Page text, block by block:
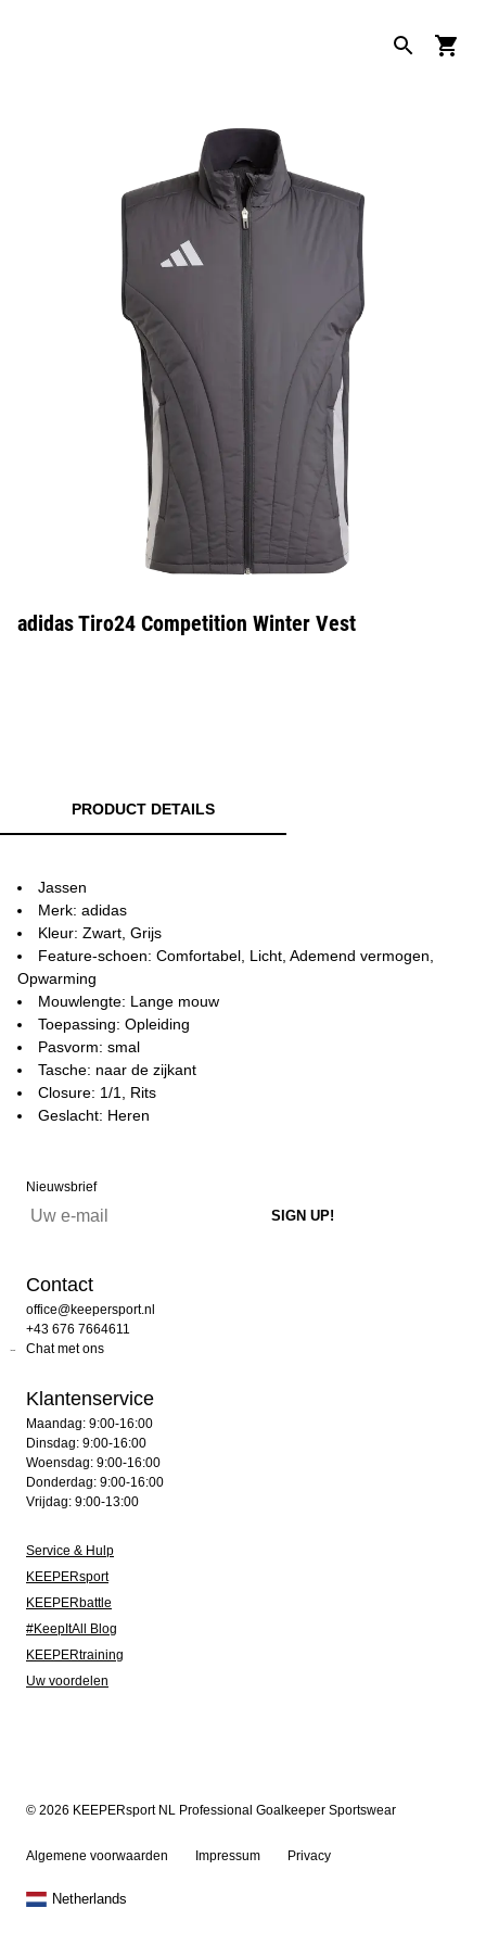
adidas Tiro24 Competition Winter Vest
PRODUCT DETAILS
Jassen
Merk: adidas
Kleur: Zwart, Grijs
Feature-schoen: Comfortabel, Licht, Ademend vermogen,
Opwarming
Mouwlengte: Lange mouw
Toepassing: Opleiding
Pasvorm: smal
Tasche: naar de zijkant
Closure: 1/1, Rits
Geslacht: Heren
Nieuwsbrief
Contact
office@keepersport.nl
+43 676 7664611
Chat met ons
Klantenservice
Maandag: 9:00-16:00
Dinsdag: 9:00-16:00
Woensdag: 9:00-16:00
Donderdag: 9:00-16:00
Vrijdag: 9:00-13:00
Service & Hulp
KEEPERsport
KEEPERbattle
#KeepItAll Blog
KEEPERtraining
Uw voordelen
© 2026 KEEPERsport NL Professional Goalkeeper Sportswear
Algemene voorwaarden Impressum Privacy
Netherlands